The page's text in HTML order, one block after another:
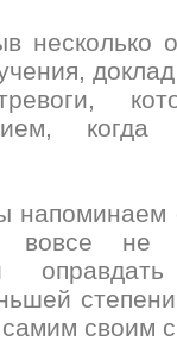
несколько
вовсе не
самим своим